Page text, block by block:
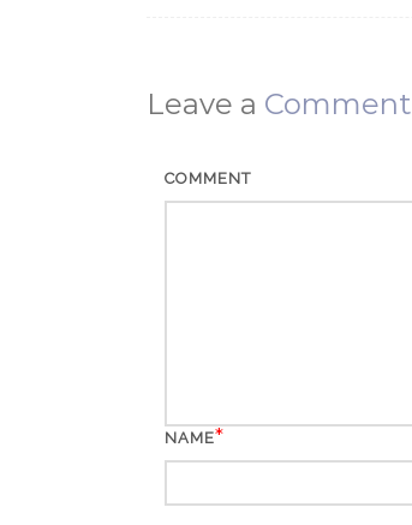
Leave a Comment
COMMENT
NAME*